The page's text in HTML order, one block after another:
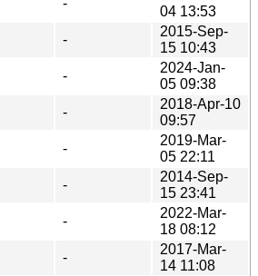
04 13:53
-
2015-Sep-
15 10:43
-
2024-Jan-
05 09:38
-
2018-Apr-10
09:57
-
2019-Mar-
05 22:11
-
2014-Sep-
15 23:41
-
2022-Mar-
18 08:12
-
2017-Mar-
14 11:08